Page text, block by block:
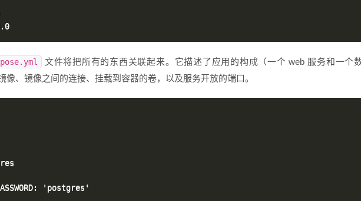
文件将把所有的东西关联起来。它描述了应用的构成（一个 web 服务和一个
像、镜像之间的连接、挂载到容器的卷，以及服务开放的端口。
'postgres'